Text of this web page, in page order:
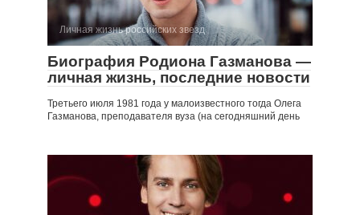
Личная жизнь российских звезд
Биография Родиона Газманова —
личная жизнь, последние новости
Третьего июля 1981 года у малоизвестного тогда Олега
Газманова, преподавателя вуза (на сегодняшний день